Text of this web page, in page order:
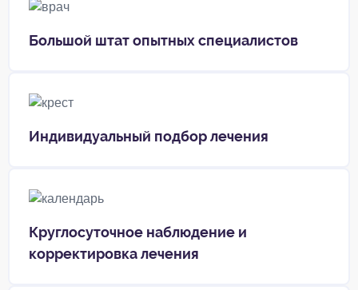
Большой штат опытных специалистов
Индивидуальный подбор лечения
Круглосуточное наблюдение и
корректировка лечения